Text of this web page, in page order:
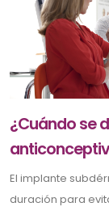
¿Cuándo se
El implante
duración para